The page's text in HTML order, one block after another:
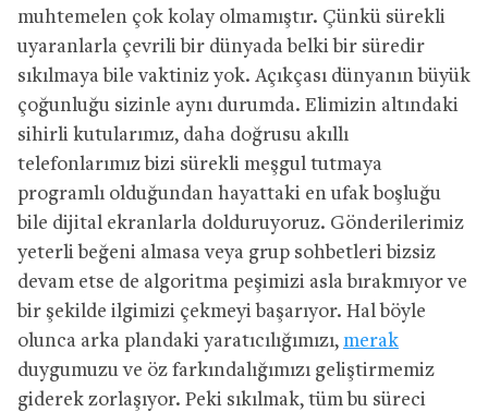
muhtemelen çok kolay olmamıştır. Çünkü sürekli
uyaranlarla çevrili bir dünyada belki bir süredir
sıkılmaya bile vaktiniz yok. Açıkçası dünyanın büyük
çoğunluğu sizinle aynı durumda. Elimizin altındaki
sihirli kutularımız, daha doğrusu akıllı
telefonlarımız bizi sürekli meşgul tutmaya
programlı olduğundan hayattaki en ufak boşluğu
bile dijital ekranlarla dolduruyoruz. Gönderilerimiz
yeterli beğeni almasa veya grup sohbetleri bizsiz
devam etse de algoritma peşimizi asla bırakmıyor ve
bir şekilde ilgimizi çekmeyi başarıyor. Hal böyle
olunca arka plandaki yaratıcılığımızı, merak
duygumuzu ve öz farkındalığımızı geliştirmemiz
giderek zorlaşıyor. Peki sıkılmak, tüm bu süreci